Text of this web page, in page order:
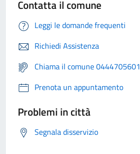
Contatta il comune
Leggi le domande frequenti
Richiedi Assistenza
Chiama il comune 0444705601
Prenota un appuntamento
Problemi in città
Segnala disservizio